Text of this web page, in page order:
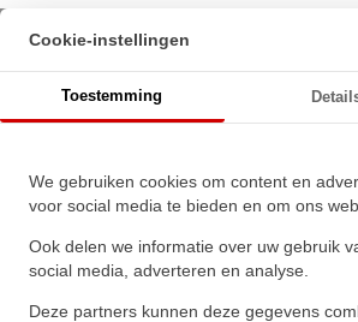
Cookie-instellingen
Toestemming
We gebruiken cookies om content en
voor social media te bieden en om ons
Ook delen we informatie over uw gebruik
social media, adverteren en analyse.
Deze partners kunnen deze gegevens
Oliekeerring
★★★★★
★★★★★